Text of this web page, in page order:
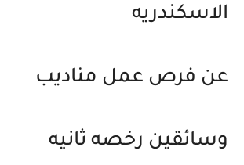
الاسكندريه
عن فرص عمل مناديب
وسائقين رخصه ثانيه